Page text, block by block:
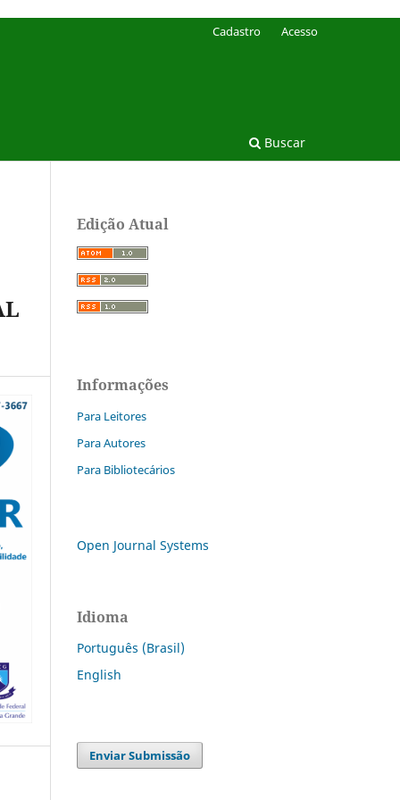
Buscar
Cadastro Acesso
Edição Atual
Informações
Para Leitores
Para Autores
Para Bibliotecários
Open Journal Systems
Idioma
Português (Brasil)
English
Enviar Submissão